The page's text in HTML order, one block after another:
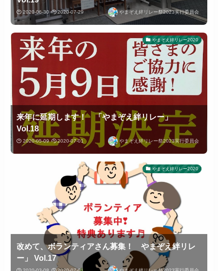
2020-06-30 2020-07-29 やまぞえ絆リレー祭2023実行委員会
やまぞえ絆リレー2020
来年に延期します！ 「やまぞえ絆リレー」
Vol.18
2020-05-09 2020-07-01 やまぞえ絆リレー祭2023実行委員会
やまぞえ絆リレー2020
改めて、ボランティアさん募集！ やまぞえ絆リレ
ー」 Vol.17